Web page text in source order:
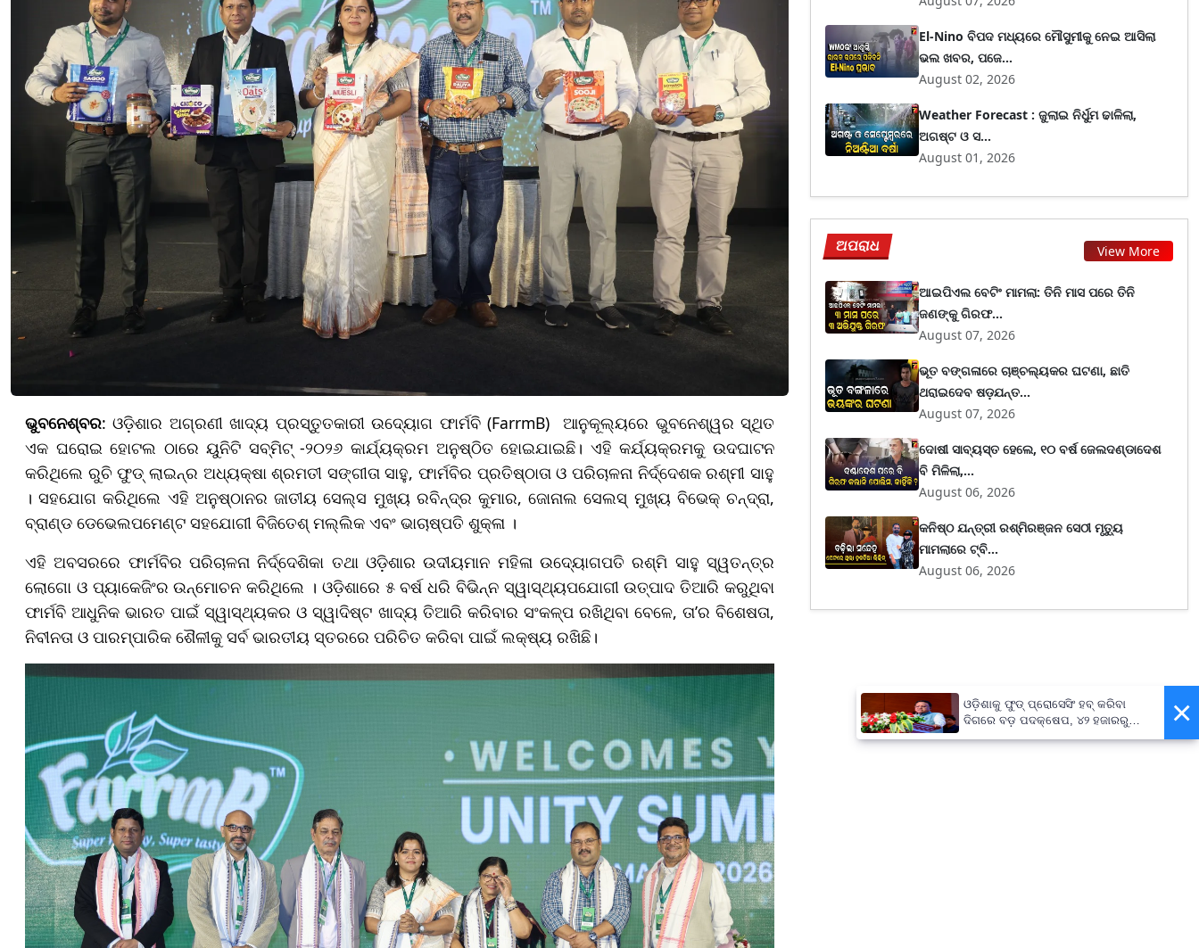
ଭୁବନେଶ୍ବର: ଓଡ଼ିଶାର ଅଗ୍ରଣୀ ଖାଦ୍ୟ ପ୍ରସ୍ତୁତକାରୀ ଉଦ୍ୟୋଗ ଫାର୍ମବି (FarrmB) ଆନୁକୂଲ୍ୟରେ ଭୁବନେଶ୍ୱର ସ୍ଥିତ
ଏକ ଘରୋଇ ହୋଟଲ ଠାରେ ୟୁନିଟି ସବ୍‌ମିଟ୍ -୨୦୨୬ କାର୍ଯ୍ୟକ୍ରମ ଅନୁଷ୍ଠିତ ହୋଇଯାଇଛି। ଏହି କର୍ଯ୍ୟକ୍ରମକୁ ଉଦଘାଟନ
କରିଥିଲେ ରୁଚି ଫୁଡ୍ ଲାଇନ୍‌ର ଅଧ୍ୟକ୍ଷା ଶ୍ରମତୀ ସଙ୍ଗୀତା ସାହୁ, ଫାର୍ମବିର ପ୍ରତିଷ୍ଠାତା ଓ ପରିଚାଳନା ନିର୍ଦ୍ଦେଶକ ରଶ୍ମୀ ସାହୁ
। ସହଯୋଗ କରିଥିଲେ ଏହି ଅନୁଷ୍ଠାନର ଜାତୀୟ ସେଲ୍ସ ମୁଖ୍ୟ ରବିନ୍ଦ୍ର କୁମାର, ଜୋନାଲ ସେଲସ୍ ମୁଖ୍ୟ ବିଭେକ୍ ଚନ୍ଦ୍ରା,
ବ୍ରାଣ୍ଡ ଡେଭେଲପମେଣ୍ଟ ସହଯୋଗୀ ବିଜିତେଶ୍ ମଲ୍ଲିକ ଏବଂ ଭାଚାଷ୍ପତି ଶୁକ୍ଳା ।
ଏହି ଅବସରରେ ଫାର୍ମବିର ପରିଚାଳନା ନିର୍ଦ୍ଦେଶିକା ତଥା ଓଡ଼ିଶାର ଉଦୀୟମାନ ମହିଳା ଉଦ୍ୟୋଗପତି ରଶ୍ମି ସାହୁ ସ୍ୱତନ୍ତ୍ର
ଲୋଗୋ ଓ ପ୍ୟାକେଜିଂର ଉନ୍ମୋଚନ କରିଥିଲେ । ଓଡ଼ିଶାରେ ୫ ବର୍ଷ ଧରି ବିଭିନ୍ନ ସ୍ୱାସ୍ଥ୍ୟପଯୋଗୀ ଉତ୍ପାଦ ତିଆରି କରୁଥିବା
ଫାର୍ମବି ଆଧୁନିକ ଭାରତ ପାଇଁ ସ୍ୱାସ୍ଥ୍ୟକର ଓ ସ୍ୱାଦିଷ୍ଟ ଖାଦ୍ୟ ତିଆରି କରିବାର ସଂକଳ୍ପ ରଖିଥିବା ବେଳେ, ତା’ର ବିଶେଷତା,
ନିବୀନତା ଓ ପାରମ୍ପାରିକ ଶୈଳୀକୁ ସର୍ବ ଭାରତୀୟ ସ୍ତରରେ ପରିଚିତ କରିବା ପାଇଁ ଲକ୍ଷ୍ୟ ରଖିଛି।
El-Nino ବିପଦ ମଧ୍ୟରେ ମୌସୁମୀକୁ ନେଇ ଆସିଲା
ଭଲ ଖବର, ପଜେ...
August 02, 2026
Weather Forecast : ଜୁଲାଇ ନିର୍ଧୁମ ଢାଳିଲା,
ଅଗଷ୍ଟ ଓ ସ...
August 01, 2026
ଅପରାଧ View More
ଆଇପିଏଲ ବେଟିଂ ମାମଲା: ତିନି ମାସ ପରେ ତିନି
ଜଣଙ୍କୁ ଗିରଫ...
August 07, 2026
ଭୂତ ବଙ୍ଗଳାରେ ଚାଞ୍ଚଲ୍ୟକର ଘଟଣା, ଛାତି
ଥରାଇଦେବ ଷଡ଼ଯନ୍ତ...
August 07, 2026
ଦୋଷୀ ସାବ୍ୟସ୍ତ ହେଲେ, ୧୦ ବର୍ଷ ଜେଲଦଣ୍ଡାଦେଶ
ବି ମିଳିଲା,...
August 06, 2026
କନିଷ୍ଠ ଯନ୍ତ୍ରୀ ରଶ୍ମିରଞ୍ଜନ ସେଠୀ ମୃତ୍ୟୁ
ମାମଲାରେ ଟ୍ବି...
August 06, 2026
×
ଓଡ଼ିଶାକୁ ଫୁଡ୍ ପ୍ରୋସେସିଂ ହବ୍ କରିବା
ଦିଗରେ ବଡ଼ ପଦକ୍ଷେପ, ୪୨ ହଜାରରୁ
ଅଧିକ ନିଯୁକ୍ତି ସୁଯୋଗ